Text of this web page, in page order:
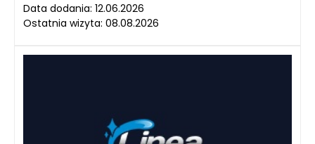
Data dodania: 12.06.2026
Ostatnia wizyta: 08.08.2026